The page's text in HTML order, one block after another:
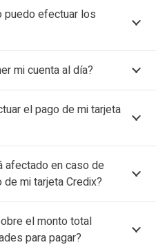
puedo efectuar los
mi cuenta al día?
el pago de mi tarjeta
afectado en caso de
mi tarjeta Credix?
el monto total
para pagar?